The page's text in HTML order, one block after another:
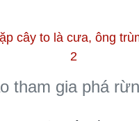
tham gia phá